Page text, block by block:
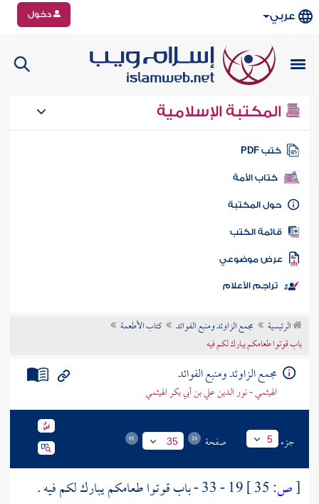
عربي دخول
المكتبة الإسلامية
كتب PDF
كتاب الأمة
المكتبة
الكتب
موضوعي
تراجم الأعلام
الرئيسية مجمع الزاوئد ومنبع الفوائد
كتاب الأطعمة
باب قوتوا طعامكم يبارك لكم فيه
مجمع الزاوئد ومنبع الفوائد
الهيثمي - نور الدين علي بن أبي بكر الهيثمي
جزء 5 صفحة 35
[ص:
19 - 33 - باب قوتوا طعامكم يبارك لكم فيه .